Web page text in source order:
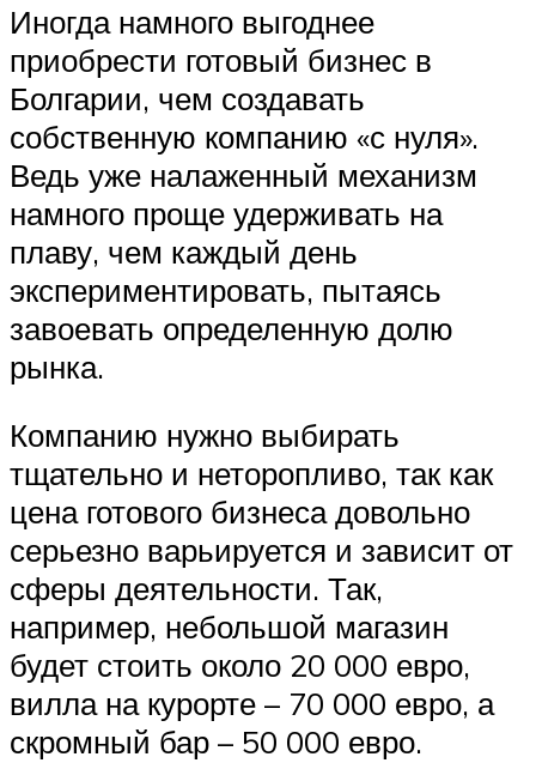
Иногда намного выгоднее
приобрести готовый бизнес в
Болгарии, чем создавать
собственную компанию «с нуля».
Ведь уже налаженный механизм
намного проще удерживать на
плаву, чем каждый день
экспериментировать, пытаясь
завоевать определенную долю
рынка.
Компанию нужно выбирать
тщательно и неторопливо, так как
цена готового бизнеса довольно
серьезно варьируется и зависит от
сферы деятельности. Так,
например, небольшой магазин
будет стоить около 20 000 евро,
вилла на курорте – 70 000 евро, а
скромный бар – 50 000 евро.